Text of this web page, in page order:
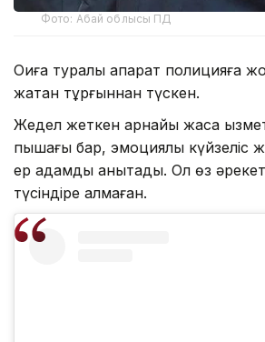
Фото: Абай облысы ПД
Оқиға туралы ақпарат полицияға
жатқан тұрғыннан түскен.
Жедел жеткен арнайы жасақ
пышағы бар, эмоциялық күйзеліс
ер адамды анықтады. Ол өз
түсіндіре алмаған.